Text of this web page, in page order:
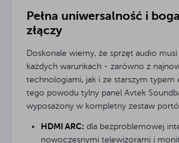
Pełna uniwersalność i
złączy
Doskonale wiemy, że sprzęt audio
każdych warunkach - zarówno z
technologiami, jak i ze starszym typem
tego powodu tylny panel Avtek
wyposażony w kompletny zestaw
HDMI ARC: dla bezproblemowej
nowoczesnymi telewizorami i